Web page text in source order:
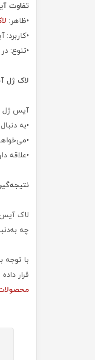
تفاوت
•ظاهر:
•تنوع:
لاک ژل
آیس ژل
•به
•علاقه
لاک آیس
چه
با توجه
قرار